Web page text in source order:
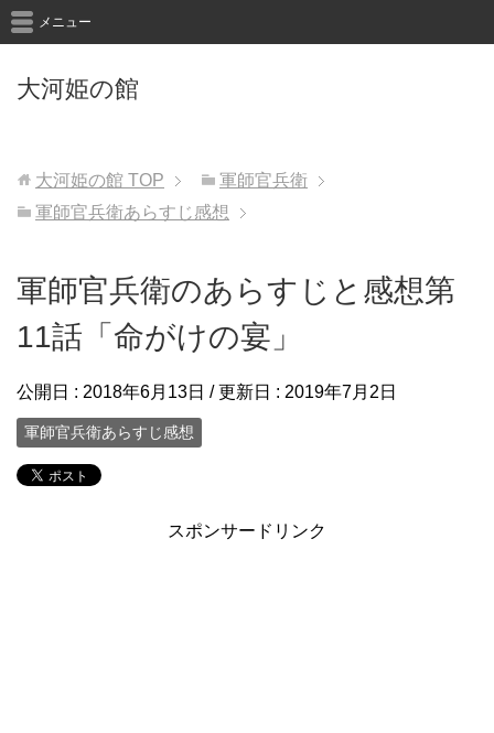
大河姫の館
メニュー
大河姫の館 TOP
軍師官兵衛
軍師官兵衛あらすじ感想
軍師官兵衛のあらすじと感想第
11話「命がけの宴」
公開日 : 2018年6月13日 / 更新日 : 2019年7月2日
軍師官兵衛あらすじ感想
スポンサードリンク